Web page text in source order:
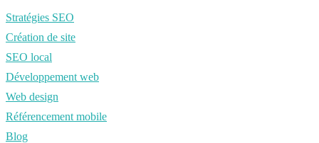
Stratégies SEO
Création de site
SEO local
Développement web
Web design
Référencement mobile
Blog